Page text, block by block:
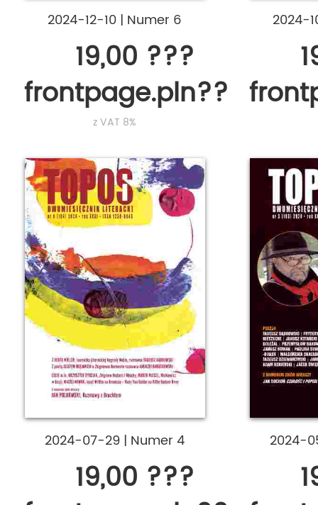
2024-12-10 | Numer 6
19,00 ???
frontpage.pln???
z VAT 8%
2024-
2024-07-29 | Numer 4
19,00 ???
2024-